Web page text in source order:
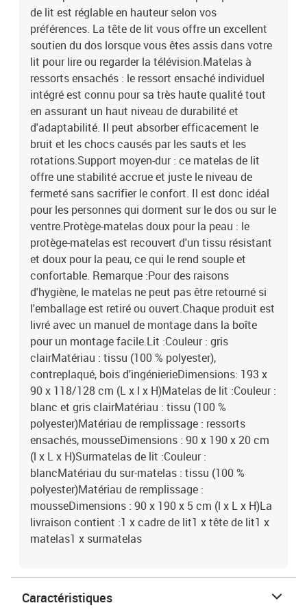
de lit est réglable en hauteur selon vos
préférences. La tête de lit vous offre un excellent
soutien du dos lorsque vous êtes assis dans votre
lit pour lire ou regarder la télévision.Matelas à
ressorts ensachés : le ressort ensaché individuel
intégré est connu pour sa très haute qualité tout
en assurant un haut niveau de durabilité et
d'adaptabilité. Il peut absorber efficacement le
bruit et les chocs causés par les sauts et les
rotations.Support moyen-dur : ce matelas de lit
offre une stabilité accrue et juste le niveau de
fermeté sans sacrifier le confort. Il est donc idéal
pour les personnes qui dorment sur le dos ou sur le
ventre.Protège-matelas doux pour la peau : le
protège-matelas est recouvert d'un tissu résistant
et doux pour la peau, ce qui le rend souple et
confortable. Remarque :Pour des raisons
d'hygiène, le matelas ne peut pas être retourné si
l'emballage est retiré ou ouvert.Chaque produit est
livré avec un manuel de montage dans la boîte
pour un montage facile.Lit :Couleur : gris
clairMatériau : tissu (100 % polyester),
contreplaqué, bois d'ingénierieDimensions: 193 x
90 x 118/128 cm (L x l x H)Matelas de lit :Couleur :
blanc et gris clairMatériau : tissu (100 %
polyester)Matériau de remplissage : ressorts
ensachés, mousseDimensions : 90 x 190 x 20 cm
(l x L x H)Surmatelas de lit :Couleur :
blancMatériau du sur-matelas : tissu (100 %
polyester)Matériau de remplissage :
mousseDimensions : 90 x 190 x 5 cm (l x L x H)La
livraison contient :1 x cadre de lit1 x tête de lit1 x
matelas1 x surmatelas
Caractéristiques